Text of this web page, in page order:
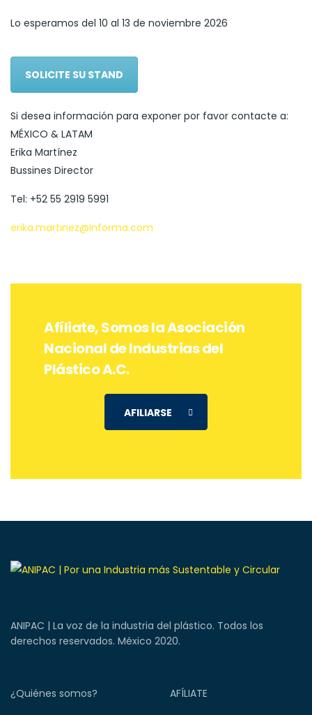
Lo esperamos del 10 al 13 de noviembre 2026
SOLICITE SU STAND
Si desea información para exponer por favor contacte a:
MÉXICO & LATAM
Erika Martínez
Bussines Director
Tel: +52 55 2919 5991
erika.martinez@informa.com
Afíliate, Somos la Asociación
Nacional de Industrias del
Plástico A.C.
AFILIARSE
ANIPAC | La voz de la industria del plástico. Todos los
derechos reservados. México 2020.
¿Quiénes somos?
AFÍLIATE